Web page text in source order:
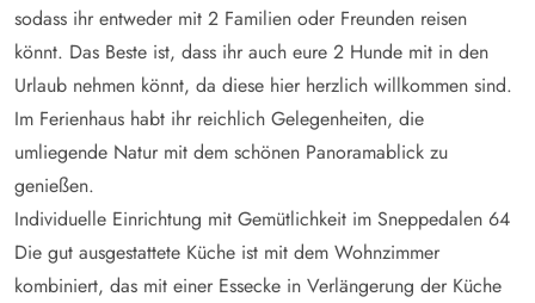
sodass ihr entweder mit 2 Familien oder Freunden reisen
könnt. Das Beste ist, dass ihr auch eure 2 Hunde mit in den
Urlaub nehmen könnt, da diese hier herzlich willkommen sind.
Im Ferienhaus habt ihr reichlich Gelegenheiten, die
umliegende Natur mit dem schönen Panoramablick zu
genießen.
Individuelle Einrichtung mit Gemütlichkeit im Sneppedalen 64
Die gut ausgestattete Küche ist mit dem Wohnzimmer
kombiniert, das mit einer Essecke in Verlängerung der Küche